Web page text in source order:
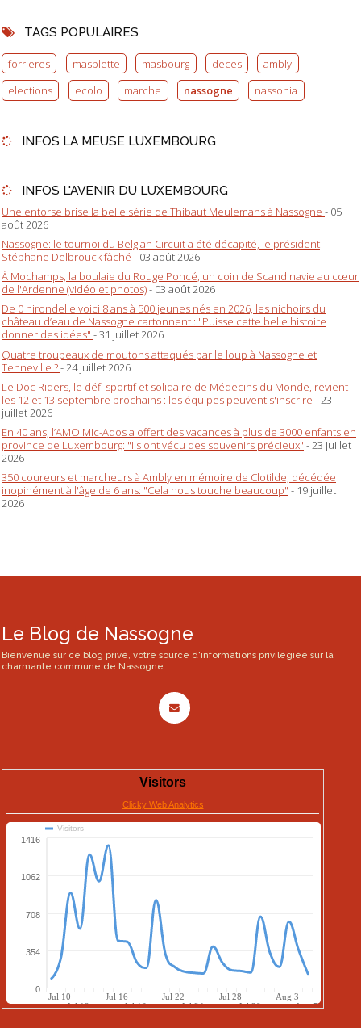
TAGS POPULAIRES
forrieres masblette masbourg deces
ambly
elections
ecolo marche nassogne nassonia
INFOS LA MEUSE LUXEMBOURG
INFOS L'AVENIR DU LUXEMBOURG
Une entorse brise la belle série de Thibaut Meulemans à Nassogne - 05
août 2026
Nassogne: le tournoi du Belgian Circuit a été décapité, le président
Stéphane Delbrouck fâché - 03 août 2026
À Mochamps, la boulaie du Rouge Poncé, un coin de Scandinavie au cœur
de l'Ardenne (vidéo et photos)- 03 août 2026
De 0 hirondelle voici 8 ans à 500 jeunes nés en 2026, les nichoirs du
château d’eau de Nassogne cartonnent : "Puisse cette belle histoire
donner des idées" - 31 juillet 2026
Quatre troupeaux de moutons attaqués par le loup à Nassogne et
Tenneville ?- 24 juillet 2026
Le Doc Riders, le défi sportif et solidaire de Médecins du Monde, revient
les 12 et 13 septembre prochains : les équipes peuvent s'inscrire - 23
juillet 2026
En 40 ans, l’AMO Mic-Ados a offert des vacances à plus de 3000 enfants en
province de Luxembourg: "Ils ont vécu des souvenirs précieux" - 23 juillet
2026
350 coureurs et marcheurs à Ambly en mémoire de Clotilde, décédée
inopinément à l'âge de 6 ans: "Cela nous touche beaucoup" - 19 juillet
2026
Le Blog de Nassogne
Bienvenue sur ce blog privé, votre source d'informations privilégiée sur la
charmante commune de Nassogne